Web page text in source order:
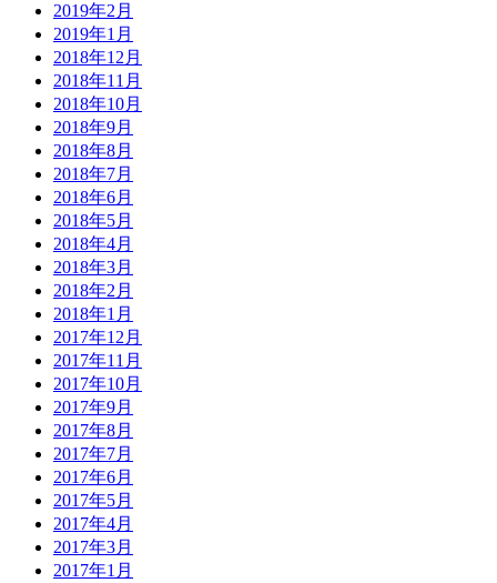
2019年2月
2019年1月
2018年12月
2018年11月
2018年10月
2018年9月
2018年8月
2018年7月
2018年6月
2018年5月
2018年4月
2018年3月
2018年2月
2018年1月
2017年12月
2017年11月
2017年10月
2017年9月
2017年8月
2017年7月
2017年6月
2017年5月
2017年4月
2017年3月
2017年1月